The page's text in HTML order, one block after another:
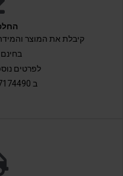
קיבלת את המוצר
לפרטים
ב 0547174490 WhatsApp